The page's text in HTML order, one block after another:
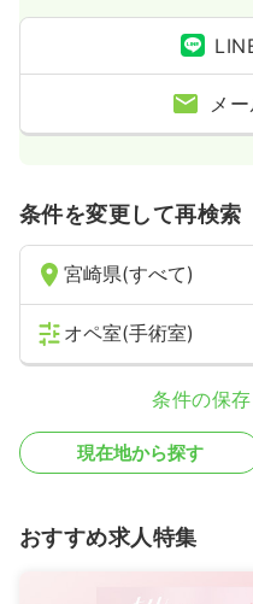
メ
条件を変更して再検索
宮崎県(すべて)
オペ室(手術室)
条件の保
現在地から探す
おすすめ求人特集